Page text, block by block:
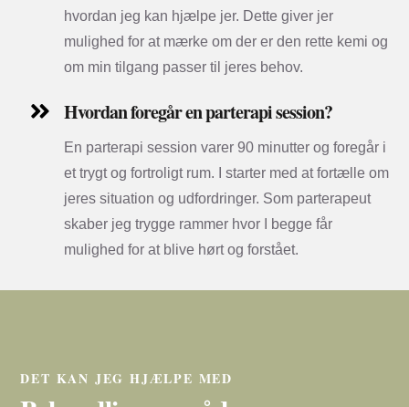
hvordan jeg kan hjælpe jer. Dette giver jer
mulighed for at mærke om der er den rette kemi og
om min tilgang passer til jeres behov.
 Hvordan foregår en parterapi session?
En parterapi session varer 90 minutter og foregår i
et trygt og fortroligt rum. I starter med at fortælle om
jeres situation og udfordringer. Som parterapeut
skaber jeg trygge rammer hvor I begge får
mulighed for at blive hørt og forstået.
DET KAN JEG HJÆLPE MED